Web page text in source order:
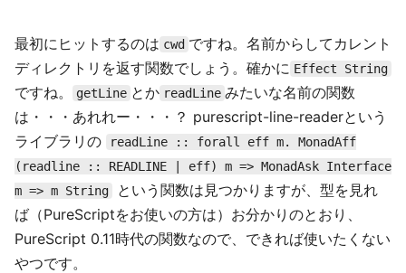
最初にヒットするのは cwd ですね。名前からしてカレント
ディレクトリを返す関数でしょう。確かに Effect String
ですね。 getLine とか readLine みたいな名前の関数
は・・・あれれー・・・？ purescript-line-readerという
ライブラリの
readLine :: forall eff m. MonadAff
(readline :: READLINE | eff) m => MonadAsk Interface
m => m String
という関数は見つかりますが、型を見れ
ば（PureScriptをお使いの方は）お分かりのとおり、
PureScript 0.11時代の関数なので、できれば使いたくない
やつです。